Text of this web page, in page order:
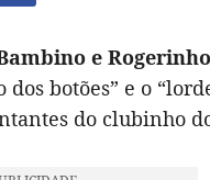
e Rogerinho
botões” e o
do clubinho